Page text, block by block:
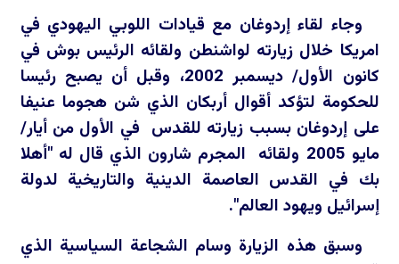
وجاء لقاء إردوغان مع قيادات اللوبي اليهودي في
امريكا خلال زيارته لواشنطن ولقائه الرئيس بوش في
كانون الأول/ ديسمبر 2002، وقبل أن يصبح رئيسا
للحكومة لتؤكد أقوال أربكان الذي شن هجوما عنيفا
على إردوغان بسبب زيارته للقدس في الأول من أيار/
مايو 2005 ولقائه المجرم شارون الذي قال له "أهلا
بك في القدس العاصمة الدينية والتاريخية لدولة
إسرائيل ويهود العالم".
وسبق هذه الزيارة وسام الشجاعة السياسية الذي